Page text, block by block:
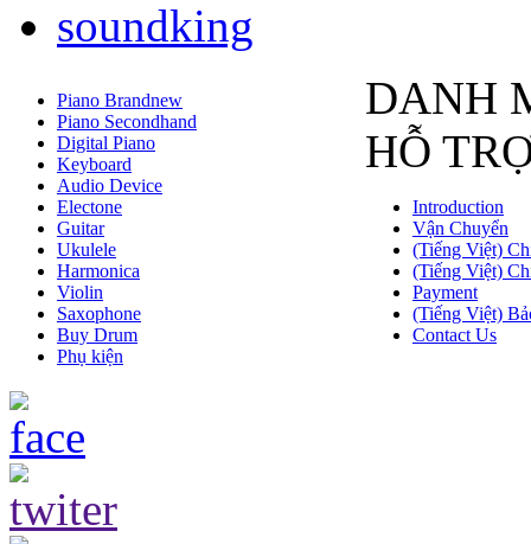
DANH
Piano Brandnew
Piano Secondhand
Digital Piano
Keyboard
Audio Device
Electone
Guitar
Ukulele
Harmonica
Violin
Saxophone
Buy Drum
Phụ kiện
HỖ
Introduction
Vận Chuyển
(Tiếng Việt)
(Tiếng Việt)
Payment
(Tiếng Việt)
Contact Us